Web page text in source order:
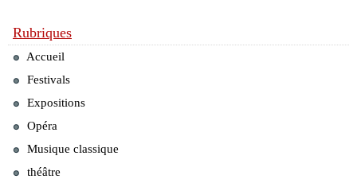
Rubriques
Accueil
Festivals
Expositions
Opéra
Musique classique
théâtre